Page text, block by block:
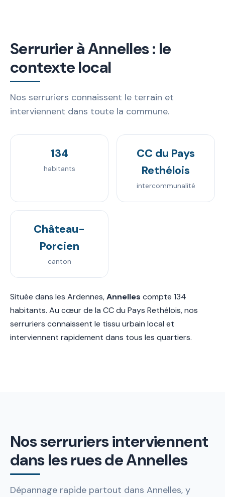
Serrurier à Annelles : le
contexte local
Nos serruriers connaissent le terrain et
interviennent dans toute la commune.
134
habitants
CC du Pays
Rethélois
intercommunalité
Château-
Porcien
canton
Située dans les Ardennes,Annelles compte 134
habitants. Au cœur de la CC du Pays Rethélois, nos
serruriers connaissent le tissu urbain local et
interviennent rapidement dans tous les quartiers.
Nos serruriers interviennent
dans les rues de Annelles
Dépannage rapide partout dans Annelles, y